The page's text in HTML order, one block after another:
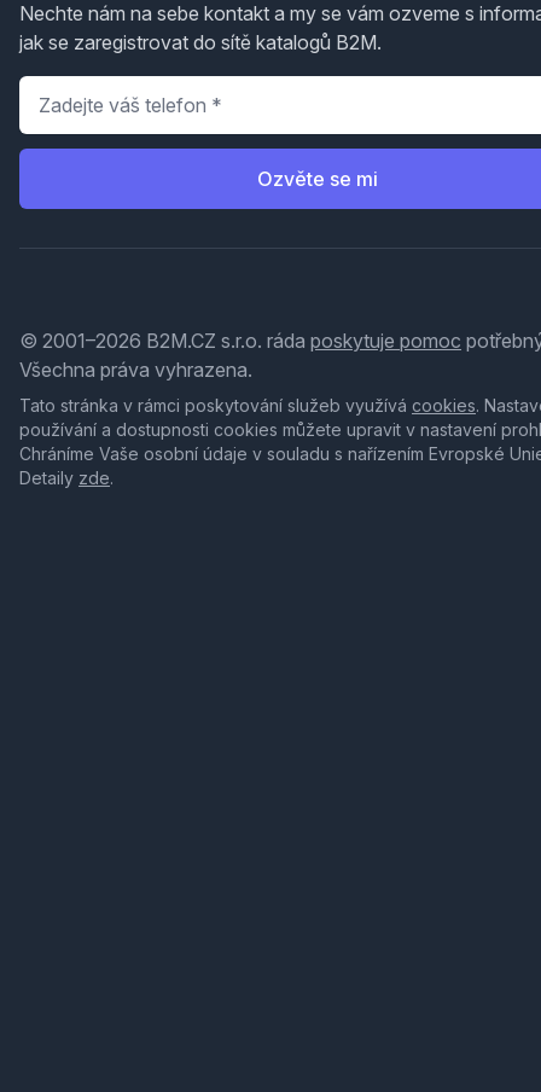
Nechte nám na sebe kontakt a my se vám ozveme s
jak se zaregistrovat do sítě katalogů B2M.
Telefon
Ozvěte se mi
© 2001–2026 B2M.CZ s.r.o. ráda poskytuje pomoc
Všechna práva vyhrazena.
Tato stránka v rámci poskytování služeb využívá cookies.
používání a dostupnosti cookies můžete upravit v nastavení
Chráníme Vaše osobní údaje v souladu s nařízením Evropské
Detaily zde.